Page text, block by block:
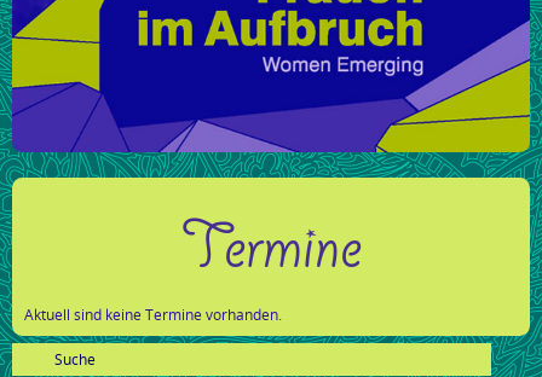
Termine
Aktuell sind keine Termine vorhanden.